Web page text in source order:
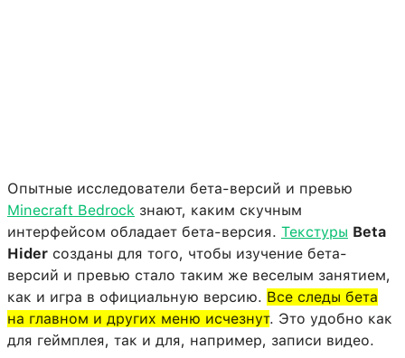
Опытные исследователи бета-версий и превью
Minecraft Bedrock знают, каким скучным
интерфейсом обладает бета-версия. Текстуры Beta
Hider созданы для того, чтобы изучение бета-
версий и превью стало таким же веселым занятием,
как и игра в официальную версию. Все следы бета
на главном и других меню исчезнут. Это удобно как
для геймплея, так и для, например, записи видео.